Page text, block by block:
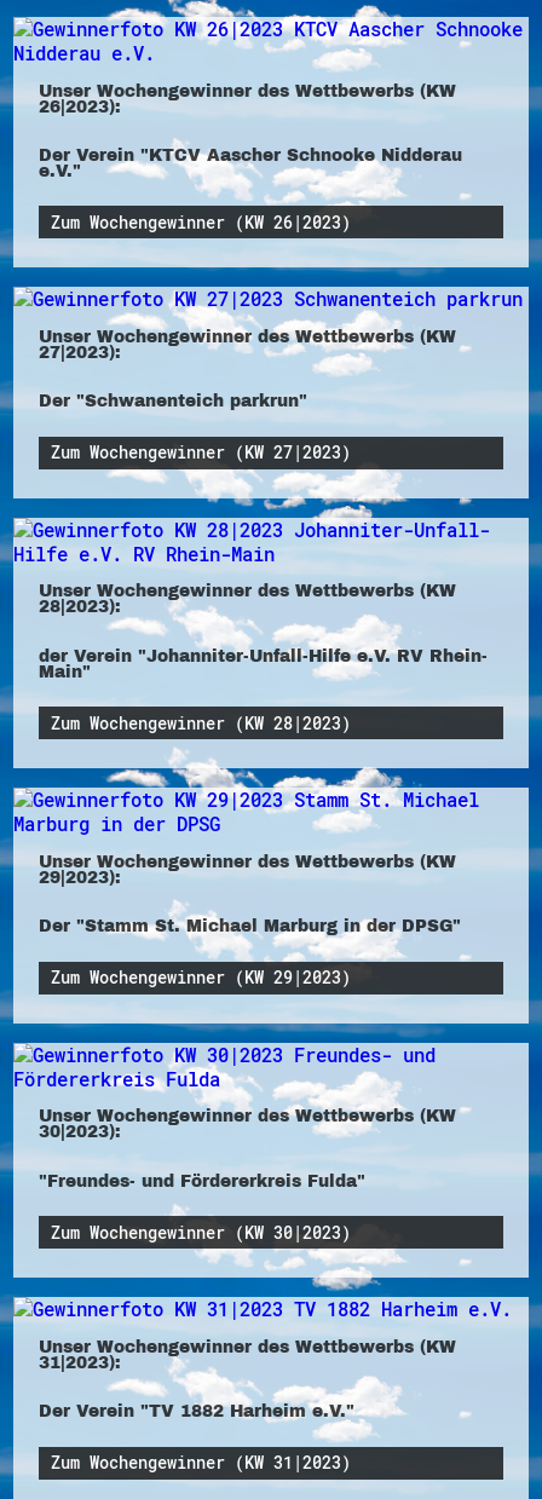
Unser Wochengewinner des Wettbewerbs (KW
26|2023):
Der Verein "KTCV Aascher Schnooke Nidderau
e.V."
Zum Wochengewinner (KW 26|2023)
Unser Wochengewinner des Wettbewerbs (KW
27|2023):
Der "Schwanenteich parkrun"
Zum Wochengewinner (KW 27|2023)
Unser Wochengewinner des Wettbewerbs (KW
28|2023):
der Verein "Johanniter-Unfall-Hilfe e.V. RV Rhein-
Main"
Zum Wochengewinner (KW 28|2023)
Unser Wochengewinner des Wettbewerbs (KW
29|2023):
Der "Stamm St. Michael Marburg in der DPSG"
Zum Wochengewinner (KW 29|2023)
Unser Wochengewinner des Wettbewerbs (KW
30|2023):
"Freundes- und Fördererkreis Fulda"
Zum Wochengewinner (KW 30|2023)
Unser Wochengewinner des Wettbewerbs (KW
31|2023):
Der Verein "TV 1882 Harheim e.V."
Zum Wochengewinner (KW 31|2023)